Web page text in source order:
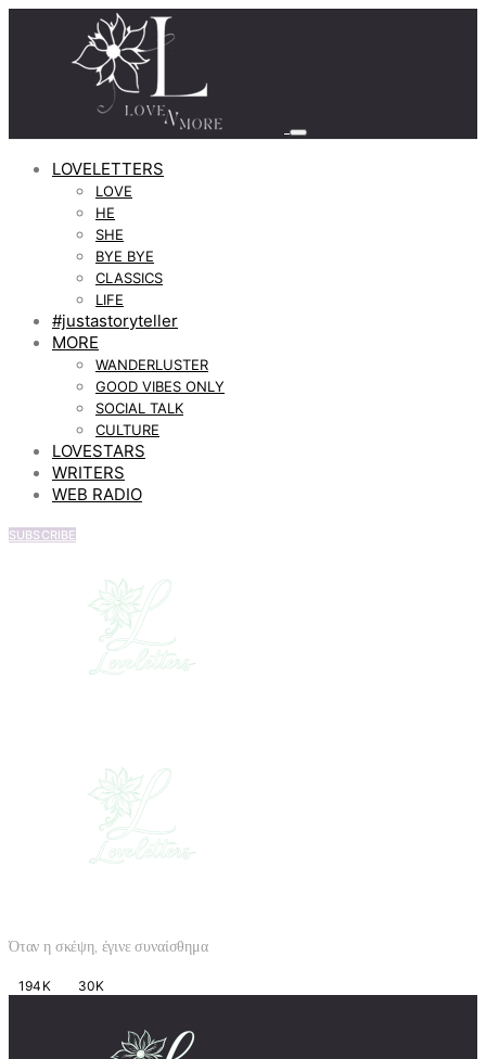
LOVELETTERS
LOVE
HE
SHE
BYE BYE
CLASSICS
LIFE
#justastoryteller
MORE
WANDERLUSTER
GOOD VIBES ONLY
SOCIAL TALK
CULTURE
LOVESTARS
WRITERS
WEB RADIO
SUBSCRIBE
Όταν η σκέψη, έγινε συναίσθημα
194K 30K